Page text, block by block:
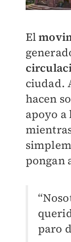
El
ciudad.
hacen
apoyo a
pongan
paro